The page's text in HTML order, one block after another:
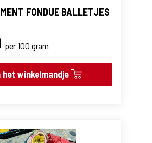
FONDUE BALLETJES
per 100 gram
het winkelmandje